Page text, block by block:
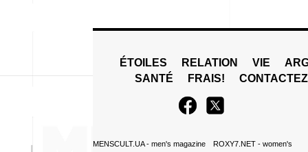
ÉTOILES RELATION VIE
SANTÉ
FRAIS!
MENSCULT.UA- men's magazine
ROXY7.NET- women's